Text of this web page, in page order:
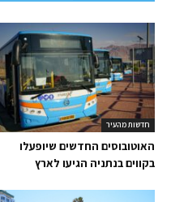
חדשות מהעיר
האוטובוסים החדשים שיופעלו
בקווים בנתניה הגיעו לארץ